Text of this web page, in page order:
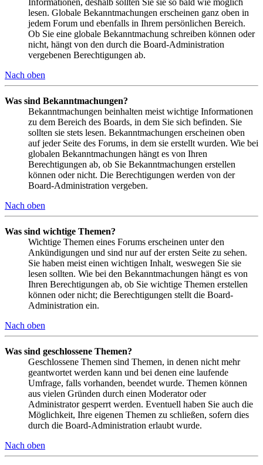
lesen. Globale Bekanntmachungen erscheinen ganz oben in
jedem Forum und ebenfalls in Ihrem persönlichen Bereich.
Ob Sie eine globale Bekanntmachung schreiben können oder
nicht, hängt von den durch die Board-Administration
vergebenen Berechtigungen ab.
Nach oben
Was sind Bekanntmachungen?
Bekanntmachungen beinhalten meist wichtige Informationen
zu dem Bereich des Boards, in dem Sie sich befinden. Sie
sollten sie stets lesen. Bekanntmachungen erscheinen oben
auf jeder Seite des Forums, in dem sie erstellt wurden. Wie bei
globalen Bekanntmachungen hängt es von Ihren
Berechtigungen ab, ob Sie Bekanntmachungen erstellen
können oder nicht. Die Berechtigungen werden von der
Board-Administration vergeben.
Nach oben
Was sind wichtige Themen?
Wichtige Themen eines Forums erscheinen unter den
Ankündigungen und sind nur auf der ersten Seite zu sehen.
Sie haben meist einen wichtigen Inhalt, weswegen Sie sie
lesen sollten. Wie bei den Bekanntmachungen hängt es von
Ihren Berechtigungen ab, ob Sie wichtige Themen erstellen
können oder nicht; die Berechtigungen stellt die Board-
Administration ein.
Nach oben
Was sind geschlossene Themen?
Geschlossene Themen sind Themen, in denen nicht mehr
geantwortet werden kann und bei denen eine laufende
Umfrage, falls vorhanden, beendet wurde. Themen können
aus vielen Gründen durch einen Moderator oder
Administrator gesperrt werden. Eventuell haben Sie auch die
Möglichkeit, Ihre eigenen Themen zu schließen, sofern dies
durch die Board-Administration erlaubt wurde.
Nach oben